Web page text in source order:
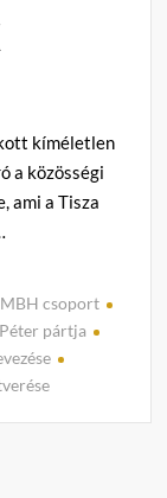
kíméletlen
a közösségi
ami a Tisza
csoport
pártja